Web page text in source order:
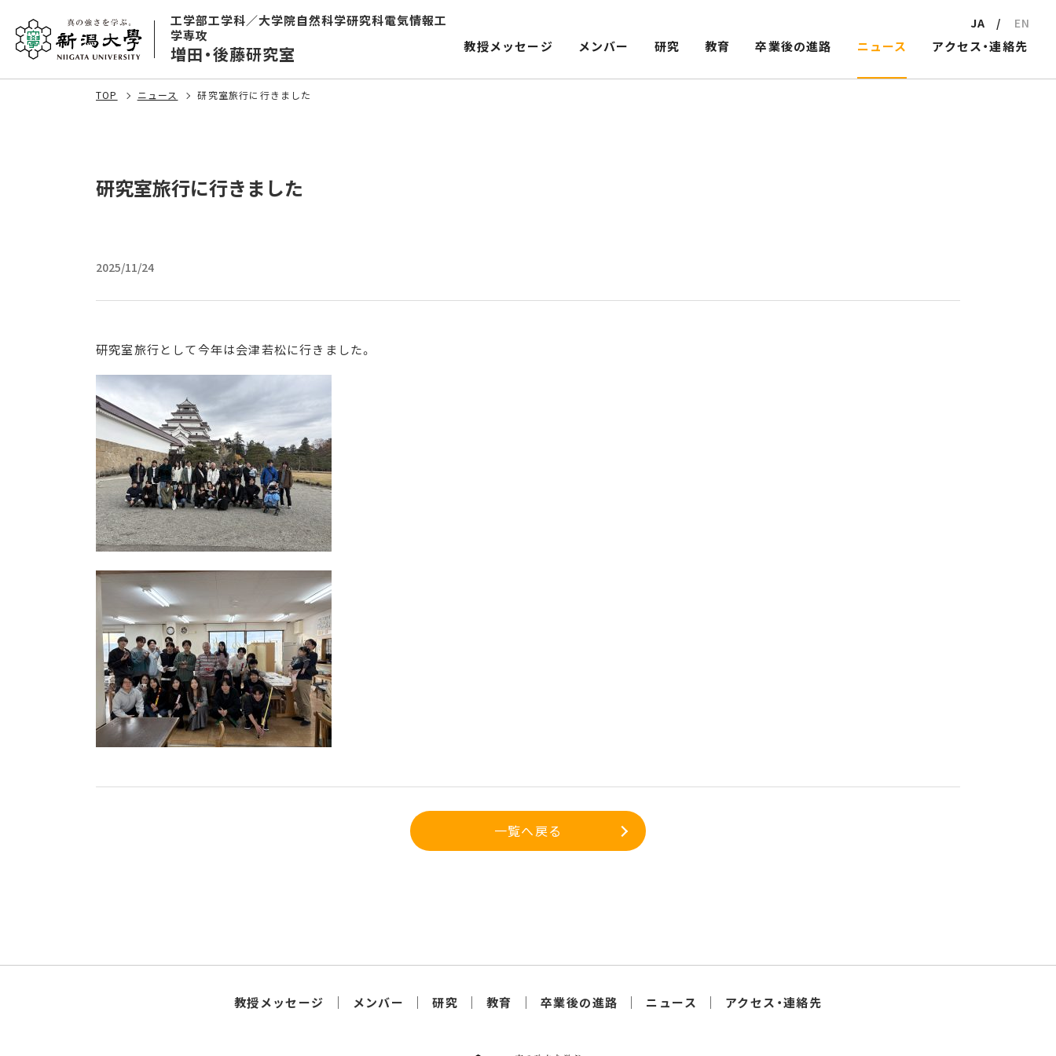
工学部工学科／大学院自然科学研究科電気情報工
学専攻
増田・後藤研究室 教授メッセージ メンバー 研究 教育 卒業後の進路 ニュース アクセス・連絡先
EN
JA
TOP ニュース 研究室旅行に行きました
研究室旅行に行きました
2025/11/24
研究室旅行として今年は会津若松に行きました。
一覧へ戻る
教授メッセージ メンバー 研究 教育 卒業後の進路 ニュース アクセス・連絡先